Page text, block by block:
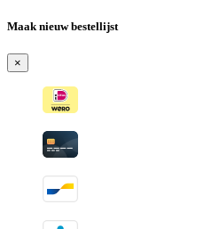
Maak nieuw bestellijst
×